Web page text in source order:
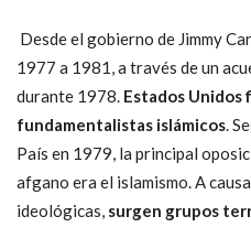
Desde el gobierno de Jimmy
1977 a 1981, a través de un
durante 1978. Estados Unidos
fundamentalistas islámicos .
País en 1979, la principal
afgano era el islamismo. A
ideológicas, surgen grupos